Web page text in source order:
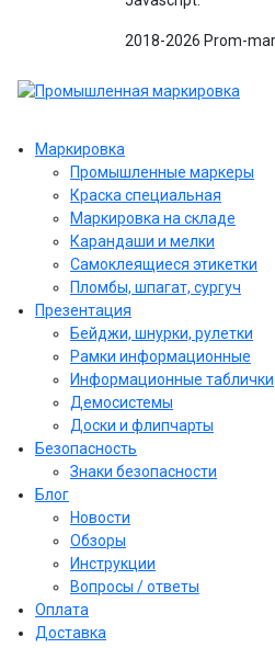
2018-2026 Prom-
Маркировка
Промышленные маркеры
Краска специальная
Маркировка на складе
Карандаши и мелки
Самоклеящиеся этикетки
Пломбы, шпагат, сургуч
Презентация
Бейджи, шнурки, рулетки
Рамки информационные
Информационные таблички
Демосистемы
Доски и флипчарты
Безопасность
Знаки безопасности
Блог
Новости
Обзоры
Инструкции
Вопросы / ответы
Оплата
Доставка